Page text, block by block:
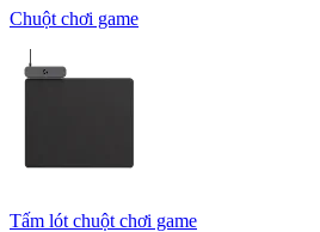
Chuột chơi game
Tấm lót chuột chơi game